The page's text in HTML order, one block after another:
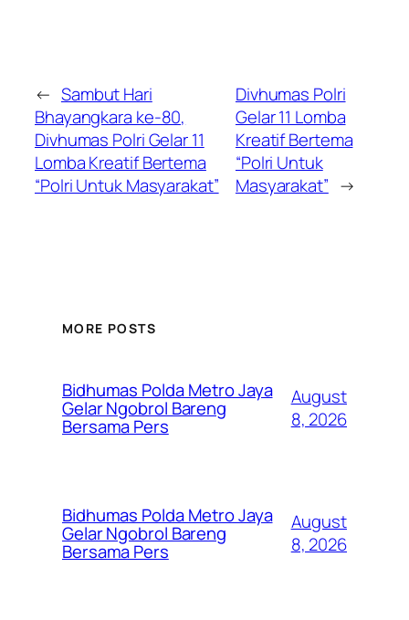
← Sambut Hari
Bhayangkara ke-80,
Divhumas Polri Gelar 11
Lomba Kreatif Bertema
“Polri Untuk Masyarakat”
Divhumas Polri
Gelar 11 Lomba
Kreatif Bertema
“Polri Untuk
Masyarakat” →
MORE POSTS
Bidhumas Polda Metro Jaya
Gelar Ngobrol Bareng
Bersama Pers
August
8, 2026
Bidhumas Polda Metro Jaya
Gelar Ngobrol Bareng
Bersama Pers
August
8, 2026